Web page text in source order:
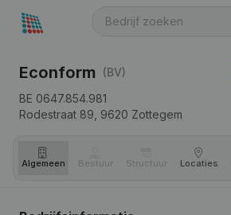
Econform (BV)
BE 0647.854.981
Rodestraat 89, 9620 Zottegem
Algemeen Bestuur Structuur Locaties